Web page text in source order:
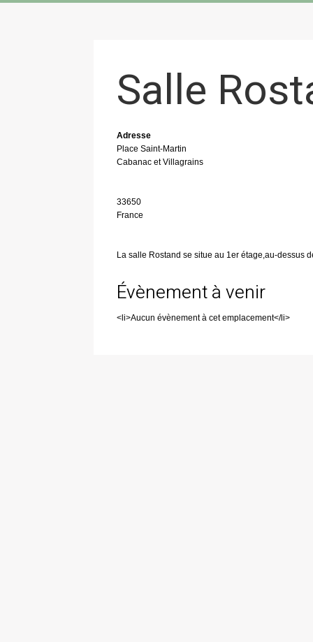
Salle
Adresse
Place Saint-Martin
Cabanac et Villagrains
33650
France
La salle Rostand se situe au 1er étage,au-dessus
Évènement à venir
<li>Aucun évènement à cet emplacement</li>